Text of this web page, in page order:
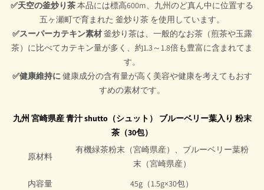
✅天空の釜炒り茶本品には標高600m、九州のど真ん中に位置する
五ヶ瀬町で育まれた 釜炒り茶 を使用しています。
✅スーパーカテキン素材釜炒り茶は、一般的なお茶（煎茶や玉露
茶）に比べてカテキン量が多く、約1.3～1.8倍も豊富に含まれてま
す。
✅健康維持に健康成分の含有量が高く美容や健康を考えてもおす
すめの素材です。
九州 宮崎県産 青汁 shutto（シュット） ブルーベリー葉入り 粉末
茶（30包）
原材料
有機緑茶粉末（宮崎県産）、ブルーベリー葉粉
末（宮崎県産）
内容量
45g（1.5g×30包）